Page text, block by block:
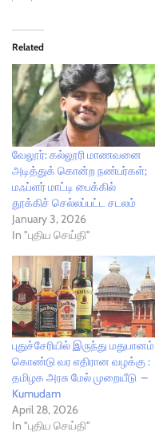
Related
வேலூர்: கல்லூரி மாணவனை
அடித்துக் கொன்ற நண்பர்கள்;
மஃப்ளர் மாட்டி பைக்கில்
தூக்கிச் செல்லப்பட்ட சடலம்
January 3, 2026
In "புதிய செய்தி"
புதுச்சேரியில் இருந்து மதுபானம்
கொண்டு வர எதிரான வழக்கு :
தமிழக அரசு மேல் முறையீடு –
Kumudam
April 28, 2026
In "புதிய செய்தி"